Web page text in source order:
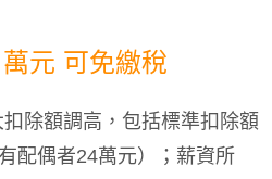
元 可免繳稅
除額調高，包括標準扣除額
配偶者24萬元）；薪資所